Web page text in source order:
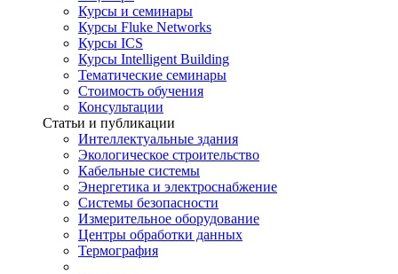
Курсы и семинары
Курсы Fluke Networks
Курсы ICS
Курсы Intelligent Building
Тематические семинары
Стоимость обучения
Консультации
Статьи и публикации
Интеллектуальные здания
Экологическое строительство
Кабельные системы
Энергетика и электроснабжение
Системы безопасности
Измерительное оборудование
Центры обработки данных
Термография